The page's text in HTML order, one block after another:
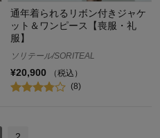
通年着られるリボン付きジャケ
ット＆ワンピース【喪服・礼
服】
ソリテール/SORITEAL
¥20,900
（税込）
(8)